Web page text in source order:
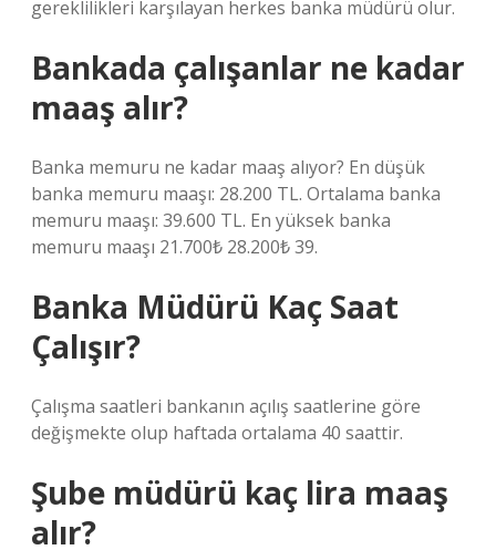
gereklilikleri karşılayan herkes banka müdürü olur.
Bankada çalışanlar ne kadar
maaş alır?
Banka memuru ne kadar maaş alıyor? En düşük
banka memuru maaşı: 28.200 TL. Ortalama banka
memuru maaşı: 39.600 TL. En yüksek banka
memuru maaşı 21.700₺ 28.200₺ 39.
Banka Müdürü Kaç Saat
Çalışır?
Çalışma saatleri bankanın açılış saatlerine göre
değişmekte olup haftada ortalama 40 saattir.
Şube müdürü kaç lira maaş
alır?